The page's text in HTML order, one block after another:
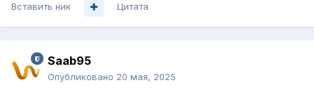
Вставить ник Цитата
Saab95
Опубликовано 20 мая, 2025